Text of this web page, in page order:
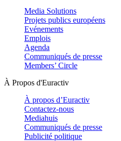
Media Solutions
Projets publics européens
Evénements
Emplois
Agenda
Communiqués de presse
Members’ Circle
À Propos d'Euractiv
À propos d’Euractiv
Contactez-nous
Mediahuis
Communiqués de presse
Publicité politique